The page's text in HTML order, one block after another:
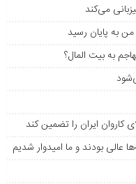
می‌کند
من به پایان رسید
به بیت المال؟
کاروان ایران را تضمین کند
عالی بودند و ما امیدوار شدیم